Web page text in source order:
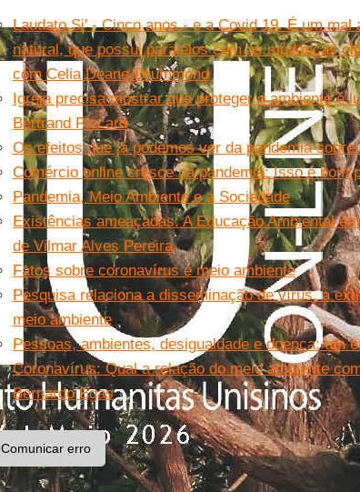
Laudato Si' - Cinco anos - e a Covid 19. É um mal
natural, que possui paralelos com as mudanças
com Celia Deane-Drummond
Igreja precisa mostrar que proteger o ambiente é
Bertrand Piccard
Os efeitos que já podemos ver da pandemia sobre
Comércio online cresce na pandemia: Isso é bom
Pandemia, Meio Ambiente e a Sociedade
Existências ameaçadas: A Educação Ambiental
de Vilmar Alves Pereira
Fatos sobre coronavírus e meio ambiente
Pesquisa relaciona a disseminação de vírus, a
meio ambiente
Pessoas, ambientes, desigualdade e doença: um
Coronavírus: Qual a relação do meio ambiente
Bernardo Egas
Comunicar erro